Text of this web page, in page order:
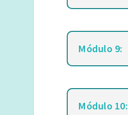
Módulo 9:
Módulo 10: